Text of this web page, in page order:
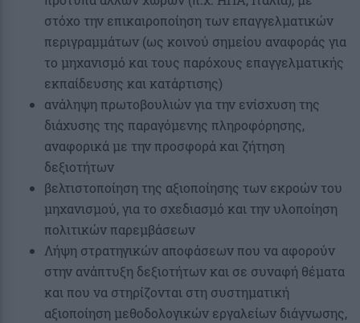
στόχο την επικαιροποίηση των επαγγελματικών
περιγραμμάτων (ως κοινού σημείου αναφοράς για
το μηχανισμό και τους παρόχους επαγγελματικής
εκπαίδευσης και κατάρτισης)
ανάληψη πρωτοβουλιών για την ενίσχυση της
διάχυσης της παραγόμενης πληροφόρησης,
αναφορικά με την προσφορά και ζήτηση
δεξιοτήτων
βελτιστοποίηση της αξιοποίησης των εκροών του
μηχανισμού, για το σχεδιασμό και την υλοποίηση
πολιτικών παρεμβάσεων
Λήψη στρατηγικών αποφάσεων που να αφορούν
στην ανάπτυξη δεξιοτήτων και σε συναφή θέματα
και που να στηρίζονται στη συστηματική
αξιοποίηση μεθοδολογικών εργαλείων διάγνωσης,